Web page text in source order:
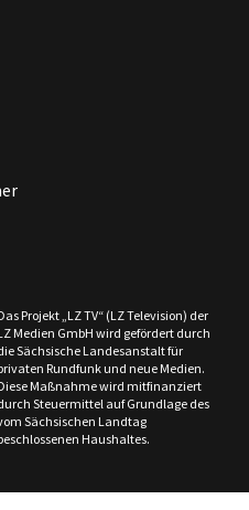
Projekt „LZ TV“ (LZ Television) der
Medien GmbH wird gefördert durch
Sächsische Landesanstalt für
Rundfunk und neue Medien.
Maßnahme wird mitfinanziert
Steuermittel auf Grundlage des
Sächsischen Landtag
Haushaltes.